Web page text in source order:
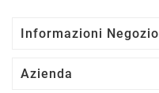
Informazioni Negozio
Azienda